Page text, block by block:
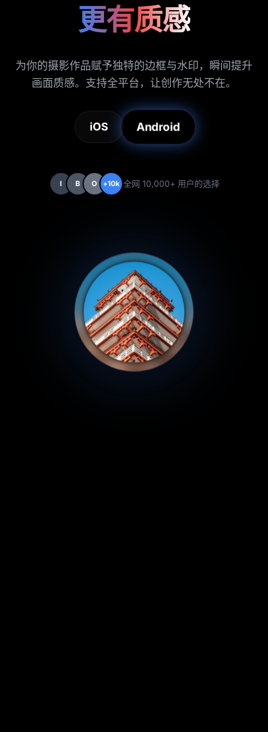
更有质感
为你的摄影作品赋予独特的边框与水印，瞬间提升
画面质感。支持全平台，让创作无处不在。
iOS Android
I B O +10k 全网 10,000+ 用户的选择